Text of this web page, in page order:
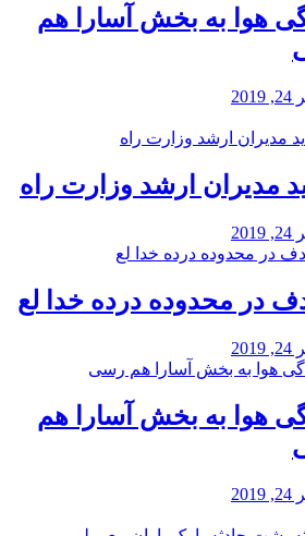
هوا به بخش آسارا هم
مدیران ارشد وزارت راه
در محدوده درده خدا لع
هوا به بخش آسارا هم